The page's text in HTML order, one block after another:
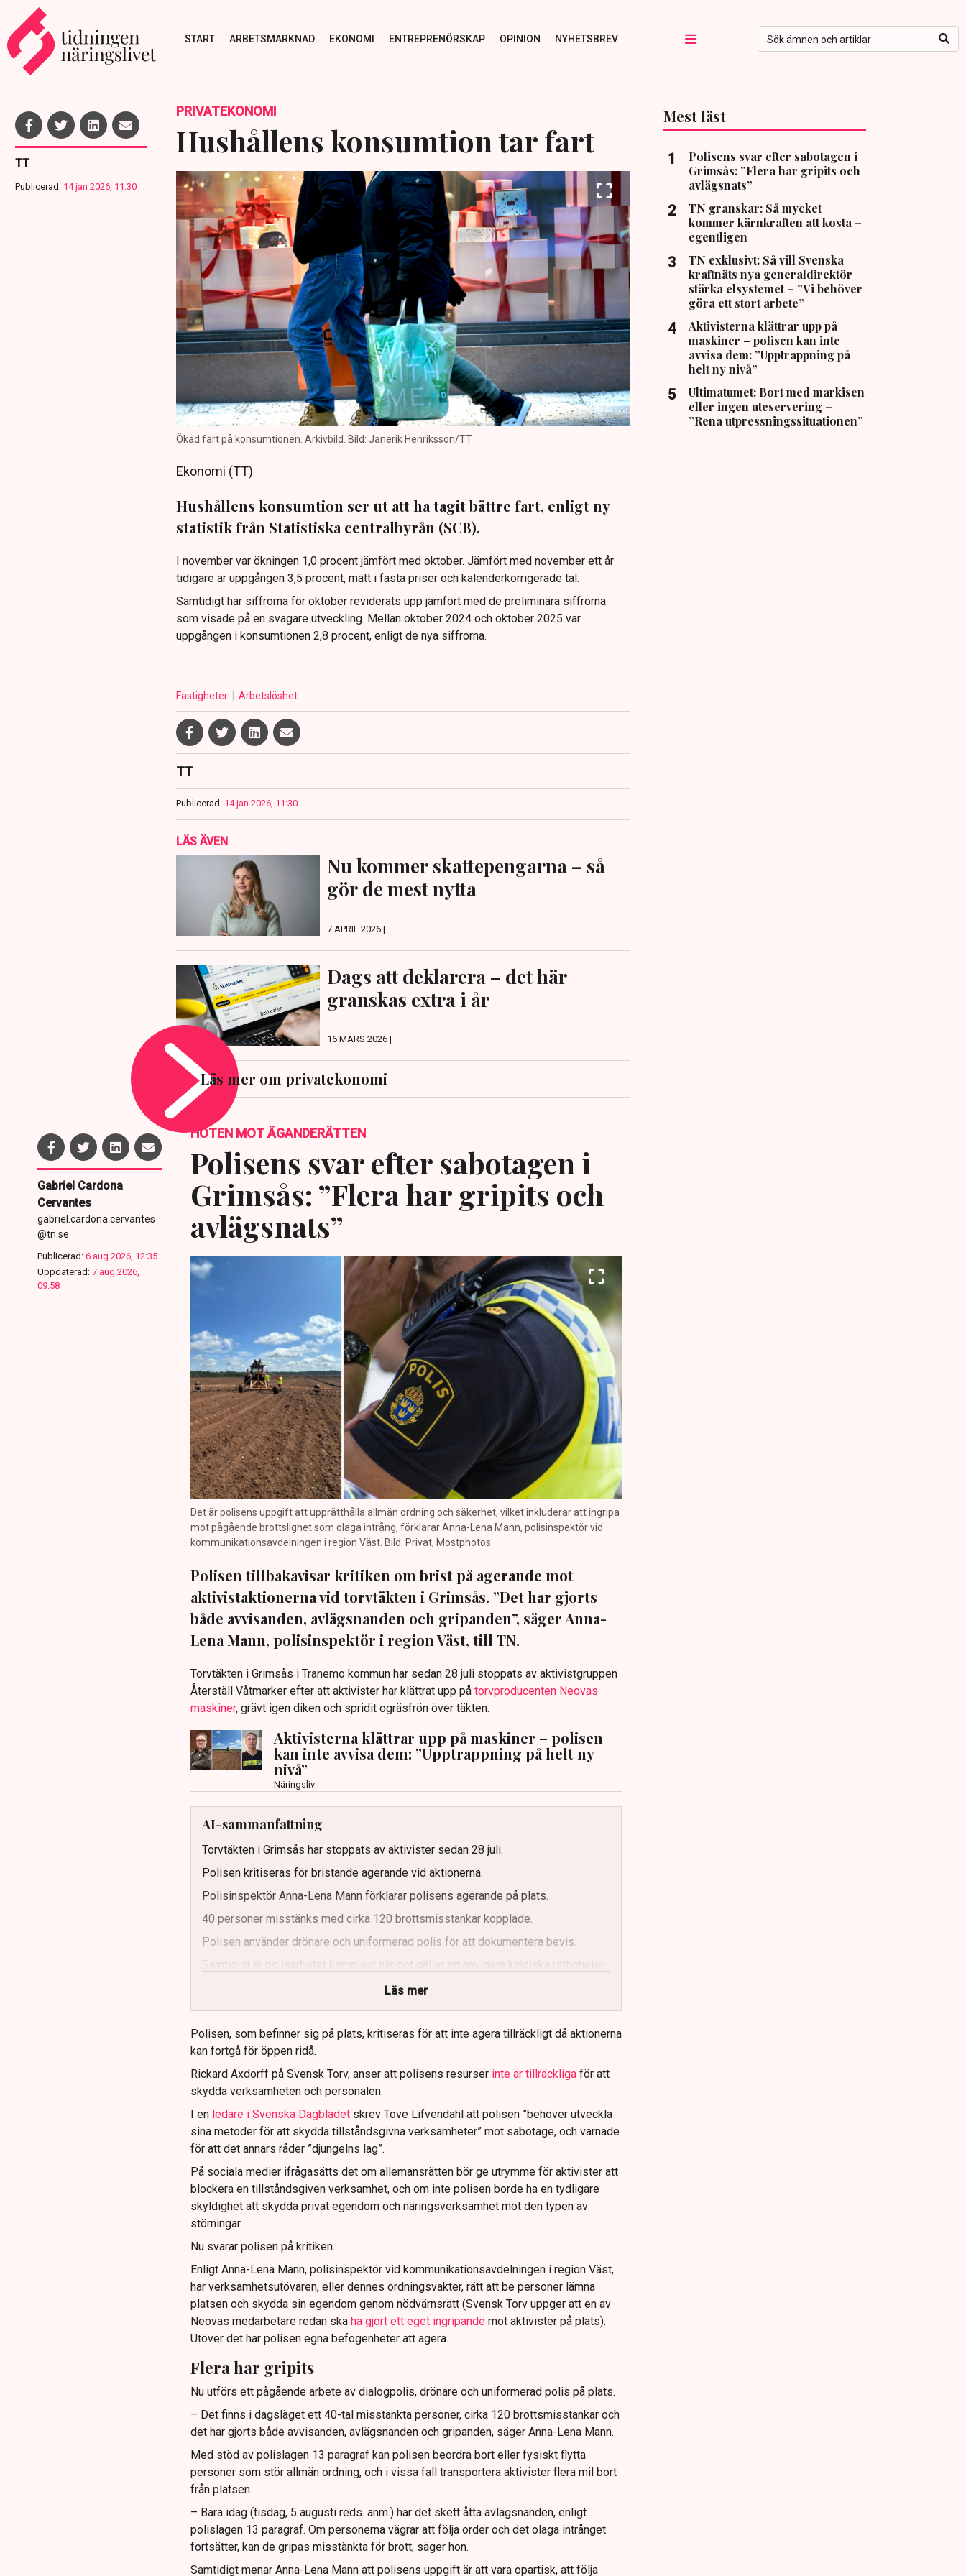
START ARBETSMARKNAD EKONOMI ENTREPRENÖRSKAP OPINION NYHETSBREV
TT
Publicerad: 14 jan 2026, 11:30
PRIVATEKONOMI
Hushållens konsumtion tar fart
Ökad fart på konsumtionen. Arkivbild. Bild: Janerik Henriksson/TT
Ekonomi (TT)
Hushållens konsumtion ser ut att ha tagit bättre fart, enligt ny
statistik från Statistiska centralbyrån (SCB).
I november var ökningen 1,0 procent jämfört med oktober. Jämfört med november ett år
tidigare är uppgången 3,5 procent, mätt i fasta priser och kalenderkorrigerade tal.
Samtidigt har siffrorna för oktober reviderats upp jämfört med de preliminära siffrorna
som visade på en svagare utveckling. Mellan oktober 2024 och oktober 2025 var
uppgången i konsumtionen 2,8 procent, enligt de nya siffrorna.
Fastigheter Arbetslöshet
TT
Publicerad: 14 jan 2026, 11:30
LÄS ÄVEN
Nu kommer skattepengarna – så
gör de mest nytta
7 APRIL 2026 |
Dags att deklarera – det här
granskas extra i år
16 MARS 2026 |
Läs mer om privatekonomi
Mest läst
Polisens svar efter sabotagen i
Grimsås: ”Flera har gripits och
avlägsnats”
TN granskar: Så mycket
kommer kärnkraften att kosta –
egentligen
TN exklusivt: Så vill Svenska
kraftnäts nya generaldirektör
stärka elsystemet – ”Vi behöver
göra ett stort arbete”
Aktivisterna klättrar upp på
maskiner – polisen kan inte
avvisa dem: ”Upptrappning på
helt ny nivå”
Ultimatumet: Bort med markisen
eller ingen uteservering –
”Rena utpressningssituationen”
Gabriel Cardona
Cervantes
gabriel.cardona.cervantes
@tn.se
Publicerad: 6 aug 2026, 12:35
Uppdaterad: 7 aug 2026,
09:58
HOTEN MOT ÄGANDERÄTTEN
Polisens svar efter sabotagen i
Grimsås: ”Flera har gripits och
avlägsnats”
Det är polisens uppgift att upprätthålla allmän ordning och säkerhet, vilket inkluderar att ingripa
mot pågående brottslighet som olaga intrång, förklarar Anna-Lena Mann, polisinspektör vid
kommunikationsavdelningen i region Väst. Bild: Privat, Mostphotos
Polisen tillbakavisar kritiken om brist på agerande mot
aktivistaktionerna vid torvtäkten i Grimsås. ”Det har gjorts
både avvisanden, avlägsnanden och gripanden”, säger Anna-
Lena Mann, polisinspektör i region Väst, till TN.
Torvtäkten i Grimsås i Tranemo kommun har sedan 28 juli stoppats av aktivistgruppen
Återställ Våtmarker efter att aktivister har klättrat upp påtorvproducenten Neovas
maskiner, grävt igen diken och spridit ogräsfrön över täkten.
Aktivisterna klättrar upp på maskiner – polisen
kan inte avvisa dem: ”Upptrappning på helt ny
nivå”
Näringsliv
AI-sammanfattning
Torvtäkten i Grimsås har stoppats av aktivister sedan 28 juli.
Polisen kritiseras för bristande agerande vid aktionerna.
Polisinspektör Anna-Lena Mann förklarar polisens agerande på plats.
40 personer misstänks med cirka 120 brottsmisstankar kopplade.
Polisen använder drönare och uniformerad polis för att dokumentera bevis.
Samtidigt är polisarbetet komplext när det gäller att navigera juridiska rättigheter
Läs mer
Polisen, som befinner sig på plats, kritiseras för att inte agera tillräckligt då aktionerna
kan fortgå för öppen ridå.
Rickard Axdorff på Svensk Torv, anser att polisens resurser inte är tillräckliga för att
skydda verksamheten och personalen.
I en ledare i Svenska Dagbladet skrev Tove Lifvendahl att polisen ”behöver utveckla
sina metoder för att skydda tillståndsgivna verksamheter” mot sabotage, och varnade
för att det annars råder ”djungelns lag”.
På sociala medier ifrågasätts det om allemansrätten bör ge utrymme för aktivister att
blockera en tillståndsgiven verksamhet, och om inte polisen borde ha en tydligare
skyldighet att skydda privat egendom och näringsverksamhet mot den typen av
störningar.
Nu svarar polisen på kritiken.
Enligt Anna-Lena Mann, polisinspektör vid kommunikationsavdelningen i region Väst,
har verksamhetsutövaren, eller dennes ordningsvakter, rätt att be personer lämna
platsen och skydda sin egendom genom nödvärnsrätt (Svensk Torv uppger att en av
Neovas medarbetare redan ska ha gjort ett eget ingripande mot aktivister på plats).
Utöver det har polisen egna befogenheter att agera.
Flera har gripits
Nu utförs ett pågående arbete av dialogpolis, drönare och uniformerad polis på plats.
– Det finns i dagsläget ett 40-tal misstänkta personer, cirka 120 brottsmisstankar och
det har gjorts både avvisanden, avlägsnanden och gripanden, säger Anna-Lena Mann.
Med stöd av polislagen 13 paragraf kan polisen beordra bort eller fysiskt flytta
personer som stör allmän ordning, och i vissa fall transportera aktivister flera mil bort
från platsen.
– Bara idag (tisdag, 5 augusti reds. anm.) har det skett åtta avlägsnanden, enligt
polislagen 13 paragraf. Om personerna vägrar att följa order och det olaga intrånget
fortsätter, kan de gripas misstänkta för brott, säger hon.
Samtidigt menar Anna-Lena Mann att polisens uppgift är att vara opartisk, att följa